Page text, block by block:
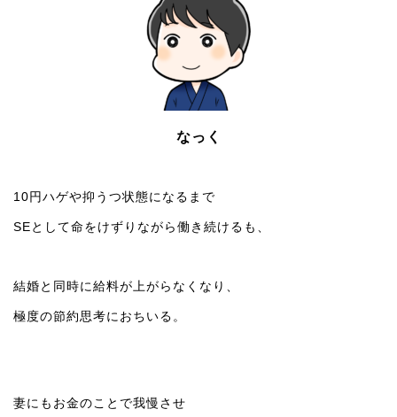
なっく
10円ハゲや抑うつ状態になるまで
SEとして命をけずりながら働き続けるも、
結婚と同時に給料が上がらなくなり、
極度の節約思考におちいる。
妻にもお金のことで我慢させ